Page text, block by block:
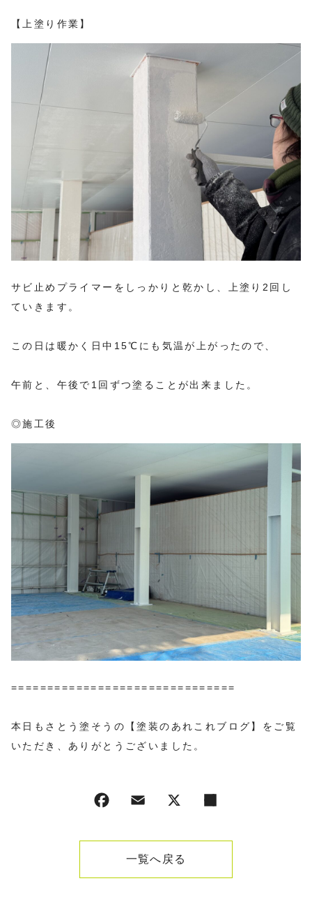
【上塗り作業】
サビ止めプライマーをしっかりと乾かし、上塗り2回し
ていきます。
この日は暖かく日中15℃にも気温が上がったので、
午前と、午後で1回ずつ塗ることが出来ました。
◎施工後
===============================
本日もさとう塗そうの【塗装のあれこれブログ】をご覧
いただき、ありがとうございました。
一覧へ戻る